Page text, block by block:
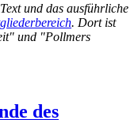
und das ausführliche
. Dort ist
und "Pollmers
des